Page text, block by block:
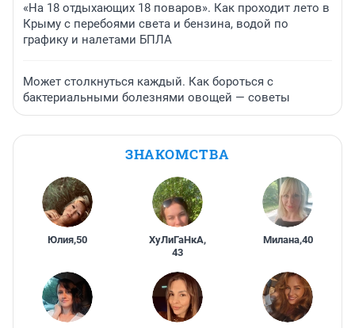
«На 18 отдыхающих 18 поваров». Как проходит лето в
Крыму с перебоями света и бензина, водой по
графику и налетами БПЛА
Может столкнуться каждый. Как бороться с
бактериальными болезнями овощей — советы
ЗНАКОМСТВА
Юлия,50 ХуЛиГаНкА,
43
Милана,40